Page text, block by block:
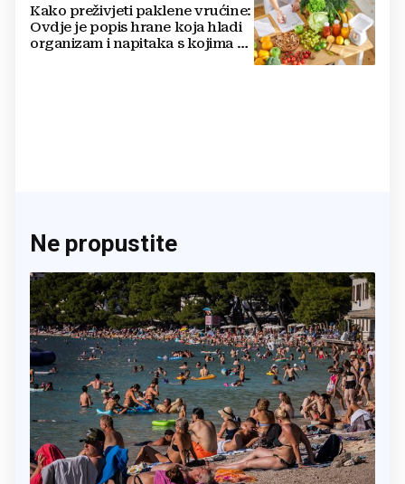
Kako preživjeti paklene vrućine:
Ovdje je popis hrane koja hladi
organizam i napitaka s kojima si
Ne propustite